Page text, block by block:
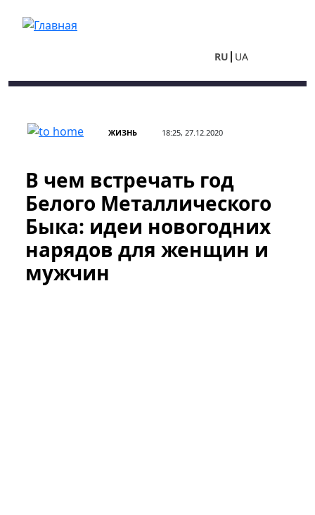
RU UA
ЖИЗНЬ 18:25, 27.12.2020
В чем встречать год
Белого Металлического
Быка: идеи новогодних
нарядов для женщин и
мужчин